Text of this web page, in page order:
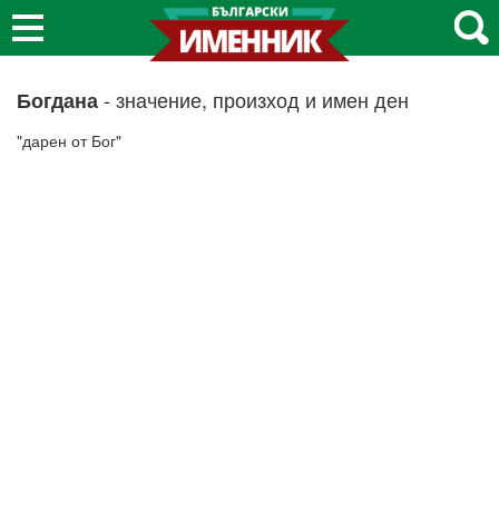
Богдана- значение, произход и имен ден
"дарен от Бог"